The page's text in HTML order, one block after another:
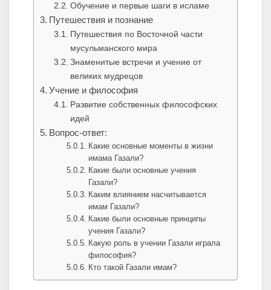
Обучение и первые шаги в исламе
Путешествия и познание
Путешествия по Восточной части
мусульманского мира
Знаменитые встречи и учение от
великих мудрецов
Учение и философия
Развитие собственных философских
идей
Вопрос-ответ:
Какие основные моменты в жизни
имама Газали?
Какие были основные учения
Газали?
Каким влиянием насчитывается
имам Газали?
Какие были основные принципы
учения Газали?
Какую роль в учении Газали играла
философия?
Кто такой Газали имам?